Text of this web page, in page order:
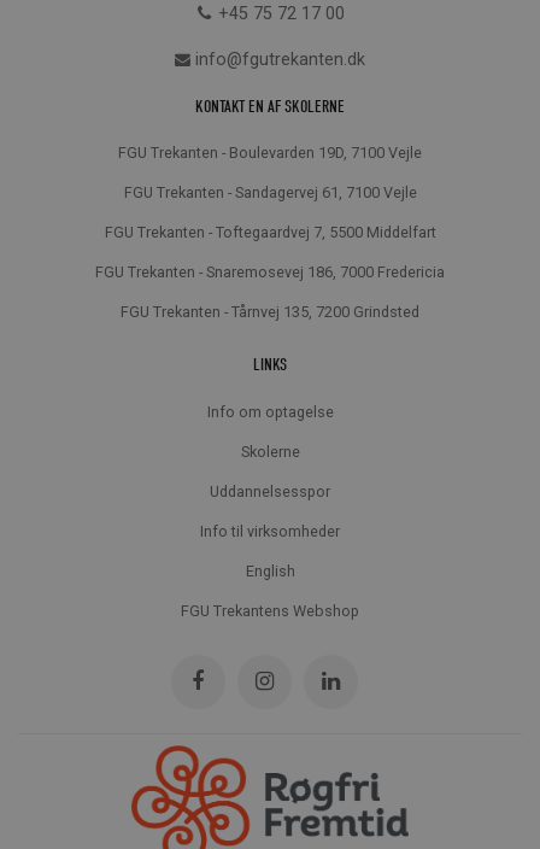
+45 75 72 17 00
info@fgutrekanten.dk
KONTAKT EN AF SKOLERNE
FGU Trekanten - Boulevarden 19D, 7100 Vejle
FGU Trekanten - Sandagervej 61, 7100 Vejle
FGU Trekanten - Toftegaardvej 7, 5500 Middelfart
FGU Trekanten - Snaremosevej 186, 7000 Fredericia
FGU Trekanten - Tårnvej 135, 7200 Grindsted
LINKS
Info om optagelse
Skolerne
Uddannelsesspor
Info til virksomheder
English
FGU Trekantens Webshop